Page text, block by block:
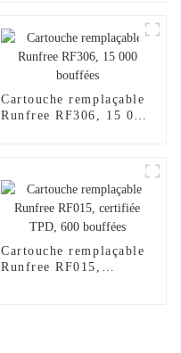
Cartouche remplaçable
Runfree RF306, 15 000
Cartouche remplaçable
Runfree RF015,